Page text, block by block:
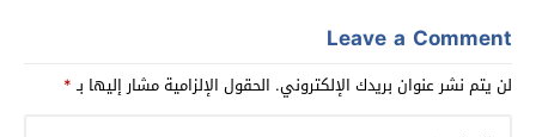
Leave a Comment
لن يتم نشر عنوان بريدك الإلكتروني. الحقول الإلزامية مشار إليها بـ*